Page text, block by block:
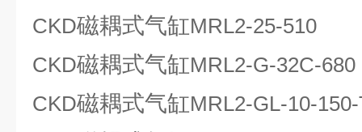
CKD磁耦式气缸MRL2-25-510
CKD磁耦式气缸MRL2-G-32C-680
CKD磁耦式气缸MRL2-GL-10-